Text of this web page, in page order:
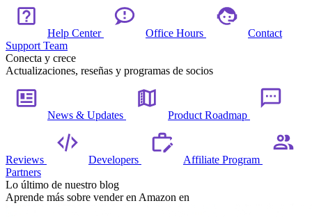
Help Center Office Hours
Contact
Support Team
Conecta y crece
Actualizaciones, reseñas y programas de socios
News & Updates Product Roadmap
Reviews Developers
Affiliate Program
Partners
Lo último de nuestro blog
Aprende más sobre vender en Amazon en